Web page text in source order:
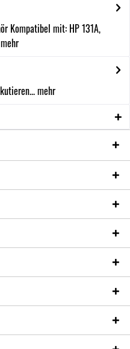
Kompatibel mit: HP 131A,
mehr
mehr